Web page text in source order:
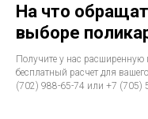
На что
выборе
Получите у нас расширенную
бесплатный расчет для
(702) 988-65-74 или +7 (705)